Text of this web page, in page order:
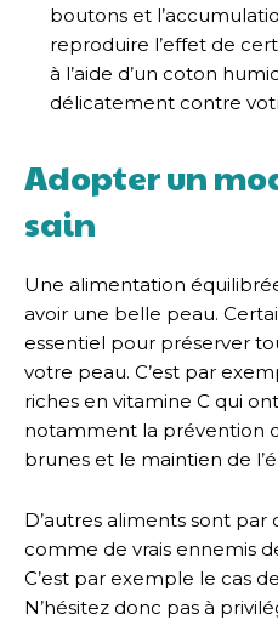
boutons et
reproduire l’effet de
à l’aide d’un coton
délicatement contre
Adopter un
sain
Une alimentation
avoir une belle peau.
essentiel pour préserver
votre peau. C’est par
riches en vitamine C qui
notamment la prévention
brunes et le maintien de
D’autres aliments sont
comme de vrais ennemis
C’est par exemple le cas
N’hésitez donc pas à